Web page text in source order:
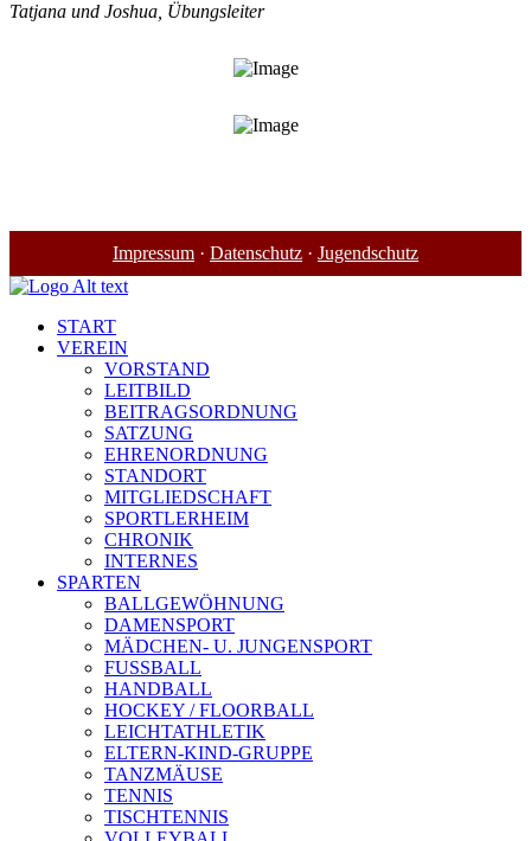
Tatjana und Joshua, Übungsleiter
Impressum · Datenschutz · Jugendschutz
START
VEREIN
VORSTAND
LEITBILD
BEITRAGSORDNUNG
SATZUNG
EHRENORDNUNG
STANDORT
MITGLIEDSCHAFT
SPORTLERHEIM
CHRONIK
INTERNES
SPARTEN
BALLGEWÖHNUNG
DAMENSPORT
MÄDCHEN- U. JUNGENSPORT
FUSSBALL
HANDBALL
HOCKEY / FLOORBALL
LEICHTATHLETIK
ELTERN-KIND-GRUPPE
TANZMÄUSE
TENNIS
TISCHTENNIS